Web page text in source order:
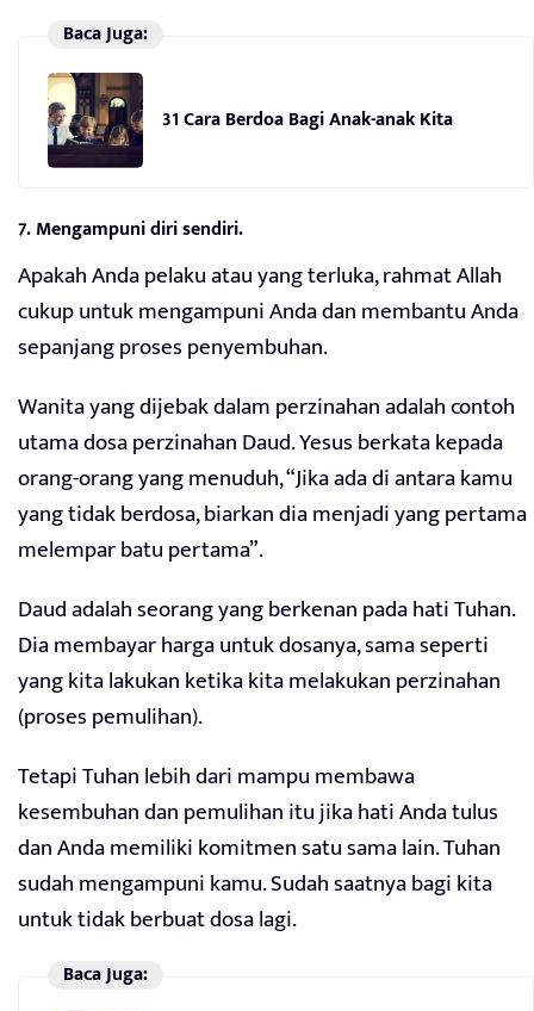
Baca Juga:
31 Cara Berdoa Bagi Anak-anak Kita
7. Mengampuni diri sendiri.
Apakah Anda pelaku atau yang terluka, rahmat Allah
cukup untuk mengampuni Anda dan membantu Anda
sepanjang proses penyembuhan.
Wanita yang dijebak dalam perzinahan adalah contoh
utama dosa perzinahan Daud. Yesus berkata kepada
orang-orang yang menuduh, “Jika ada di antara kamu
yang tidak berdosa, biarkan dia menjadi yang pertama
melempar batu pertama”.
Daud adalah seorang yang berkenan pada hati Tuhan.
Dia membayar harga untuk dosanya, sama seperti
yang kita lakukan ketika kita melakukan perzinahan
(proses pemulihan).
Tetapi Tuhan lebih dari mampu membawa
kesembuhan dan pemulihan itu jika hati Anda tulus
dan Anda memiliki komitmen satu sama lain. Tuhan
sudah mengampuni kamu. Sudah saatnya bagi kita
untuk tidak berbuat dosa lagi.
Baca Juga: